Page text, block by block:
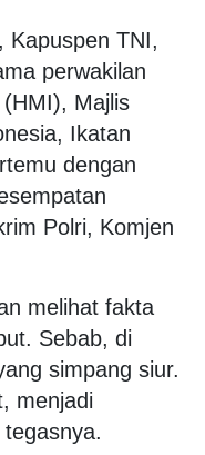
Kapuspen TNI,
perwakilan
Majlis
Ikatan
dengan
Polri, Komjen
melihat fakta
Sebab, di
simpang siur.
menjadi